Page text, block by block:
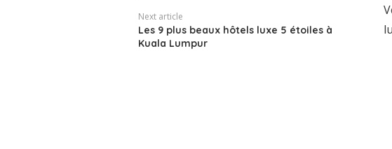
Next article
Les 9 plus beaux hôtels luxe 5 étoiles à
Kuala Lumpur